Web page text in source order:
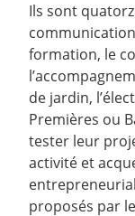
Ils sont
formation, le
de jardin,
Premières ou
tester leur
activité et
proposés par